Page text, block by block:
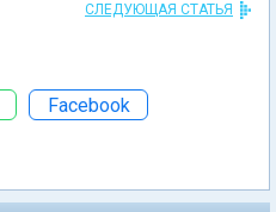
СЛЕДУЮЩАЯ СТАТЬЯ
Facebook